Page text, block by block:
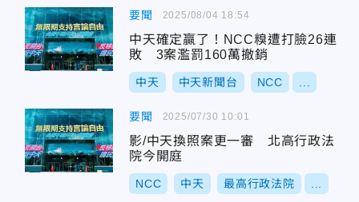
要聞
中天確定贏了！NCC糗遭打臉26連
敗 3案濫罰160萬撤銷
中天 中天新聞台 NCC
2025/08/04 18:54
要聞
影/中天換照案更一審 北高行政法
院今開庭
NCC 中天 最高行政法院
2025/07/30 10:01